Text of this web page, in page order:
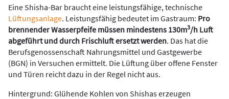
Eine Shisha-Bar braucht eine leistungsfähige, technische
Lüftungsanlage. Leistungsfähig bedeutet im Gastraum: Pro
brennender Wasserpfeife müssen mindestens 130m3/h Luft
abgeführt und durch Frischluft ersetzt werden. Das hat die
Berufsgenossenschaft Nahrungsmittel und Gastgewerbe
(BGN) in Versuchen ermittelt. Die Lüftung über offene Fenster
und Türen reicht dazu in der Regel nicht aus.
Hintergrund: Glühende Kohlen von Shishas erzeugen